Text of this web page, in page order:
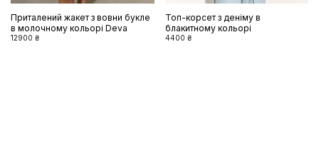
Приталений жакет з вовни букле
в молочному кольорі Deva
12900 ₴
Топ-корсет з деніму в
блакитному кольорі
4400 ₴